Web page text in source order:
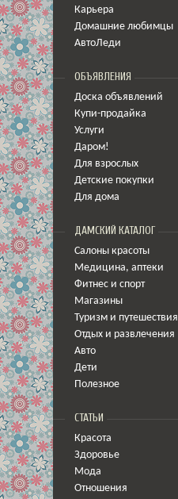
Карьера
Домашние любимцы
АвтоЛеди
ОБЪЯВЛЕНИЯ
Доска объявлений
Купи-продайка
Услуги
Даром!
Для взрослых
Детские покупки
Для дома
ДАМСКИЙ КАТАЛОГ
Салоны красоты
Медицина, аптеки
Фитнес и спорт
Магазины
Туризм и путешествия
Отдых и развлечения
Авто
Дети
Полезное
СТАТЬИ
Красота
Здоровье
Мода
Отношения